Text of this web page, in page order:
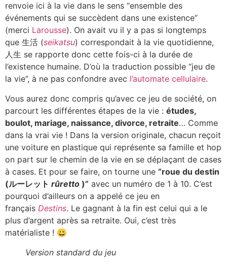
renvoie ici à la vie dans le sens “ensemble des
événements qui se succèdent dans une existence”
(merci Larousse). On avait vu il y a pas si longtemps
que 生活 (seikatsu) correspondait à la vie quotidienne,
人生 se rapporte donc cette fois-ci à la durée de
l’existence humaine. D’où la traduction possible “jeu de
la vie”, à ne pas confondre avec l’automate cellulaire.
Vous aurez donc compris qu’avec ce jeu de société, on
parcourt les différentes étapes de la vie : études,
boulot, mariage, naissance, divorce, retraite… Comme
dans la vrai vie ! Dans la version originale, chacun reçoit
une voiture en plastique qui représente sa famille et hop
on part sur le chemin de la vie en se déplaçant de cases
à cases. Et pour se faire, on tourne une “roue du destin
(ルーレット rûretto )” avec un numéro de 1 à 10. C’est
pourquoi d’ailleurs on a appelé ce jeu en
français Destins. Le gagnant à la fin est celui qui a le
plus d’argent après sa retraite. Oui, c’est très
matérialiste ! 😀
Version standard du jeu